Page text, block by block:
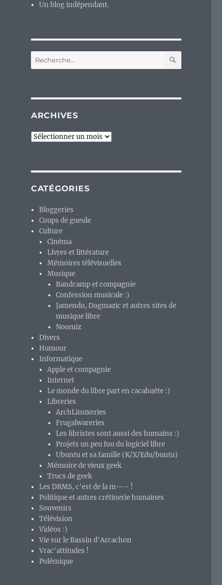
Un blog indépendant.
Recherche
pour :
ARCHIVES
Archives
CATÉGORIES
Bloggeries
Coups de gueule
Culture
Cinéma
Livres et littérature
Mémoires télévisuelles
Musique
Bandcamp et compagnie
Confession musicale :)
Jamendo, Dogmazic et autres sites de
musique libre
Noomiz
Divers
Humour
Informatique
Apple et compagnie
Internet
Le monde du libre part en cacahuète :)
Libreries
ArchLinuxeries
Frugalwareries
Les libristes sont aussi des humains :)
Projets un peu fou du logiciel libre
Ubuntu et sa famille (K/X/Edu/buntu)
Mémoire de vieux geek
Trucs de geek
Les DRMS, c'est de la m—– !
Politique et autres crétinerie humaines
Souvenirs
Télévision
Vidéos :)
Vie sur le Bassin d'Arcachon
Vrac'attitudes !
Polémique